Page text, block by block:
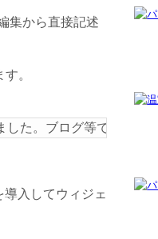
集から直接記述
。
た。ブログ等でこの
Copy
入してウィジェ